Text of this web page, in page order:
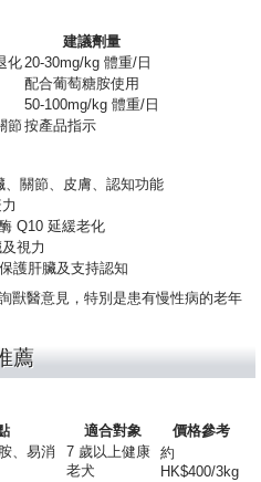
建議劑量
化20-30mg/kg 體重/日
配合葡萄糖胺使用
50-100mg/kg 體重/日
節 按產品指示
、關節、皮膚、認知功能
Q10 延緩老化
視力
保護肝臟及支持認知
獸醫意見，特別是患有慢性病的老年
薦
適合對象
價格參考
、易消
7 歲以上健康
老犬
約
HK$400/3kg